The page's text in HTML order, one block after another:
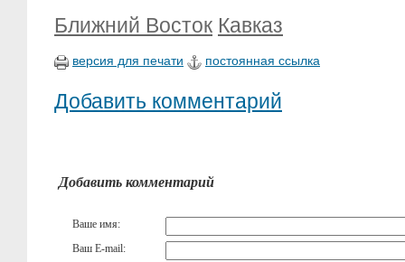
Ближний Восток Кавказ
версия для печати постоянная ссылка
Добавить комментарий
Добавить комментарий
Ваше имя:
Ваш E-mail: